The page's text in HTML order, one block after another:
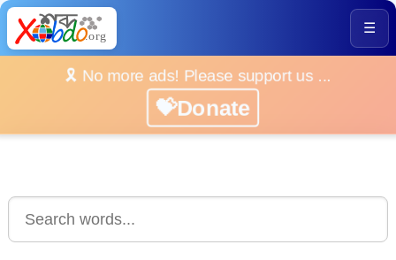
☰
🎗️ No more ads! Please support us ...
💝Donate